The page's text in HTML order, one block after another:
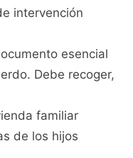
intervención
esencial
Debe recoger,
familiar
de los hijos